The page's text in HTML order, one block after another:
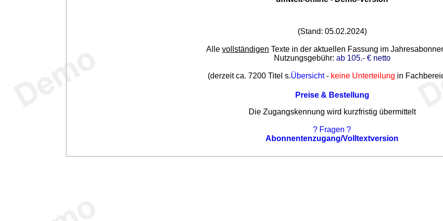
(Stand: 05.02.2024)
Alle vollständigen Texte in der aktuellen Fassung im
Nutzungsgebühr: ab 105.- € netto
(derzeit ca. 7200 Titel s.Übersicht- keine Unterteilung in
Preise & Bestellung
Die Zugangskennung wird kurzfristig übermittelt
? Fragen ?
Abonnentenzugang/Volltextversion